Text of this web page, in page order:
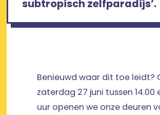
subtropisch zelfparadijs’.
Benieuwd waar dit toe leidt?
zaterdag 27 juni tussen 14.00
uur openen we onze deuren